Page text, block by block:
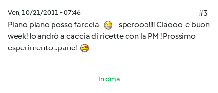
Ven, 10/21/2011 - 07:46
#3
Piano piano posso farcela
sperooo!!!! Ciaooo e buon
week! Io andrò a caccia di ricette con la PM ! Prossimo
esperimento...pane!
In cima